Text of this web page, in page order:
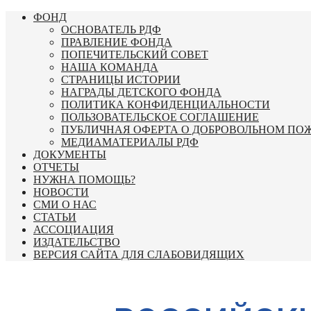
Перейти
содержимому
ФОНД
ОСНОВАТЕЛЬ РДФ
ПРАВЛЕНИЕ ФОНДА
ПОПЕЧИТЕЛЬСКИЙ СОВЕТ
НАША КОМАНДА
СТРАНИЦЫ ИСТОРИИ
НАГРАДЫ ДЕТСКОГО ФОНДА
ПОЛИТИКА КОНФИДЕНЦИАЛЬНОСТИ
ПОЛЬЗОВАТЕЛЬСКОЕ СОГЛАШЕНИЕ
ПУБЛИЧНАЯ ОФЕРТА О ДОБРОВОЛЬНОМ
МЕДИАМАТЕРИАЛЫ РДФ
ДОКУМЕНТЫ
ОТЧЕТЫ
НУЖНА ПОМОЩЬ?
НОВОСТИ
СМИ О НАС
СТАТЬИ
АССОЦИАЦИЯ
ИЗДАТЕЛЬСТВО
ВЕРСИЯ САЙТА ДЛЯ СЛАБОВИДЯЩИХ